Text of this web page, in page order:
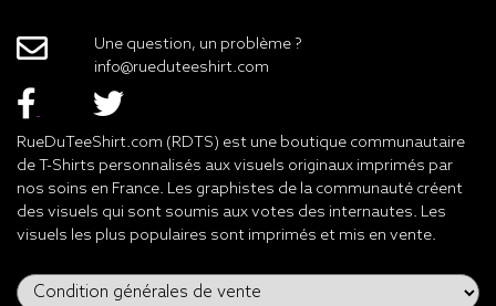
Une question, un problème ?
info@rueduteeshirt.com
RueDuTeeShirt.com (RDTS) est une boutique communautaire
de T-Shirts personnalisés aux visuels originaux imprimés par
nos soins en France. Les graphistes de la communauté créent
des visuels qui sont soumis aux votes des internautes. Les
visuels les plus populaires sont imprimés et mis en vente.